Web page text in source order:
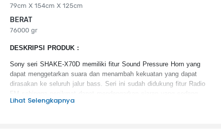
79cm X 154cm X 125cm
BERAT
76000 gr
DESKRIPSI PRODUK :
Sony seri SHAKE-X70D memiliki fitur Sound Pressure Horn yang
dapat menggetarkan suara dan menambah kekuatan yang dapat
dirasakan ke seluruh jalur bass. Seri ini sudah didukung fitur Radio
FM sehingga penikmat dapat mendengarkan siaran yang sedang
berlangsung
Lihat Selengkapnya